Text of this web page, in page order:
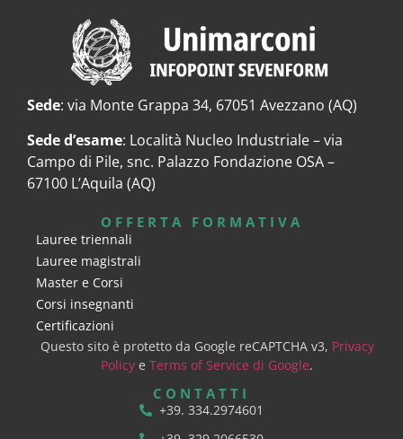
Sede: via Monte Grappa 34, 67051 Avezzano (AQ)
Sede d’esame: Località Nucleo Industriale – via
Campo di Pile, snc. Palazzo Fondazione OSA –
67100 L’Aquila (AQ)
OFFERTA FORMATIVA
Lauree triennali
Lauree magistrali
Master e Corsi
Corsi insegnanti
Certificazioni
Questo sito è protetto da Google reCAPTCHA v3, Privacy
Policy e Terms of Service di Google.
CONTATTI
+39. 334.2974601